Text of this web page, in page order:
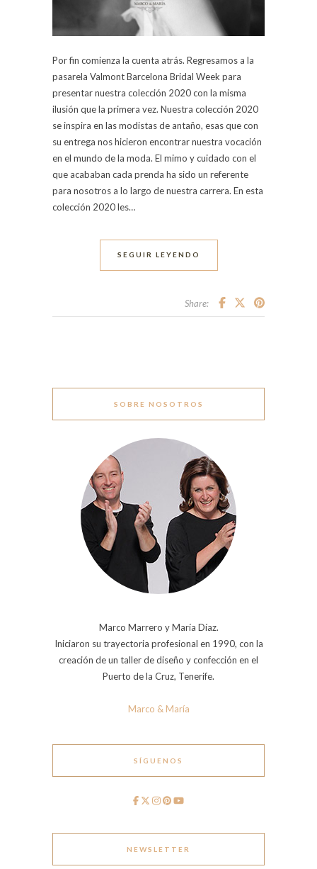
Por fin comienza la cuenta atrás. Regresamos a la
pasarela Valmont Barcelona Bridal Week para
presentar nuestra colección 2020 con la misma
ilusión que la primera vez. Nuestra colección 2020
se inspira en las modistas de antaño, esas que con
su entrega nos hicieron encontrar nuestra vocación
en el mundo de la moda. El mimo y cuidado con el
que acababan cada prenda ha sido un referente
para nosotros a lo largo de nuestra carrera. En esta
colección 2020 les…
SEGUIR LEYENDO
Share:
SOBRE NOSOTROS
Marco Marrero y María Díaz.
Iniciaron su trayectoria profesional en 1990, con la
creación de un taller de diseño y confección en el
Puerto de la Cruz, Tenerife.
Marco & María
SÍGUENOS
NEWSLETTER